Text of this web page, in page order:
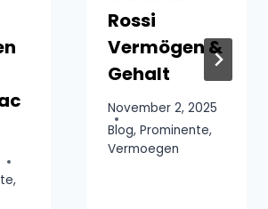
,
Rossi
Vermögen &
Gehalt
November 2, 2025
Blog, Prominente,
Vermoegen